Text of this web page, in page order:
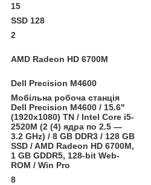
15
SSD 128
2
AMD Radeon HD 6700M
Dell Precision M4600
Мобільна робоча станція
Dell Precision M4600 / 15.6"
(1920x1080) TN / Intel Core i5-
2520M (2 (4) ядра по 2.5 —
3.2 GHz) / 8 GB DDR3 / 128 GB
SSD / AMD Radeon HD 6700M,
1 GB GDDR5, 128-bit Web-
ROM / Win Pro
8